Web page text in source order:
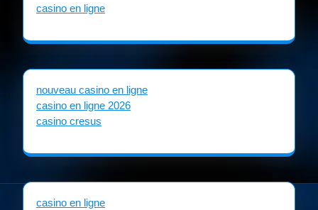
casino en ligne
nouveau casino en ligne
casino en ligne 2026
casino cresus
casino en ligne